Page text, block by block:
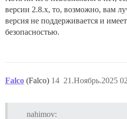
версии 2.8.x, то, возможно, вам
версия не поддерживается и
безопасностью.
Falco (Falco) 21.Ноябрь.2025
14
nahimov: